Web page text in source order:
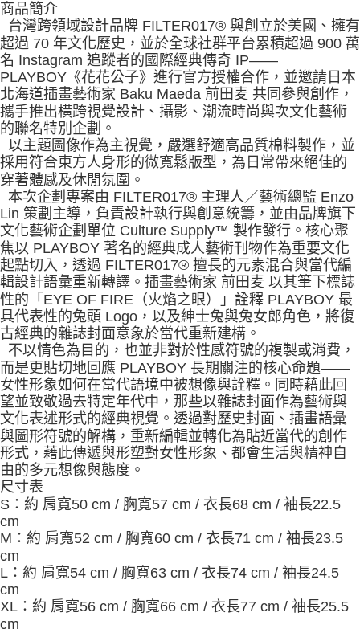
商品簡介
台灣跨領域設計品牌 FILTER017® 與創立於美國、擁有
超過 70 年文化歷史，並於全球社群平台累積超過 900 萬
名 Instagram 追蹤者的國際經典傳奇 IP——
PLAYBOY《花花公子》進行官方授權合作，並邀請日本
北海道插畫藝術家 Baku Maeda 前田麦 共同參與創作，
攜手推出橫跨視覺設計、攝影、潮流時尚與次文化藝術
的聯名特別企劃。
以主題圖像作為主視覺，嚴選舒適高品質棉料製作，並
採用符合東方人身形的微寬鬆版型，為日常帶來絕佳的
穿著體感及休閒氛圍。
本次企劃專案由 FILTER017® 主理人／藝術總監 Enzo
Lin 策劃主導，負責設計執行與創意統籌，並由品牌旗下
文化藝術企劃單位 Culture Supply™ 製作發行。核心聚
焦以 PLAYBOY 著名的經典成人藝術刊物作為重要文化
起點切入，透過 FILTER017® 擅長的元素混合與當代編
輯設計語彙重新轉譯。插畫藝術家 前田麦 以其筆下標誌
性的「EYE OF FIRE（火焰之眼）」詮釋 PLAYBOY 最
具代表性的兔頭 Logo，以及紳士兔與兔女郎角色，將復
古經典的雜誌封面意象於當代重新建構。
不以情色為目的，也並非對於性感符號的複製或消費，
而是更貼切地回應 PLAYBOY 長期關注的核心命題——
女性形象如何在當代語境中被想像與詮釋。同時藉此回
望並致敬過去特定年代中，那些以雜誌封面作為藝術與
文化表述形式的經典視覺。透過對歷史封面、插畫語彙
與圖形符號的解構，重新編輯並轉化為貼近當代的創作
形式，藉此傳遞與形塑對女性形象、都會生活與精神自
由的多元想像與態度。
尺寸表
S：約 肩寬50 cm / 胸寬57 cm / 衣長68 cm / 袖長22.5
cm
M：約 肩寬52 cm / 胸寬60 cm / 衣長71 cm / 袖長23.5
cm
L：約 肩寬54 cm / 胸寬63 cm / 衣長74 cm / 袖長24.5
cm
XL：約 肩寬56 cm / 胸寬66 cm / 衣長77 cm / 袖長25.5
cm